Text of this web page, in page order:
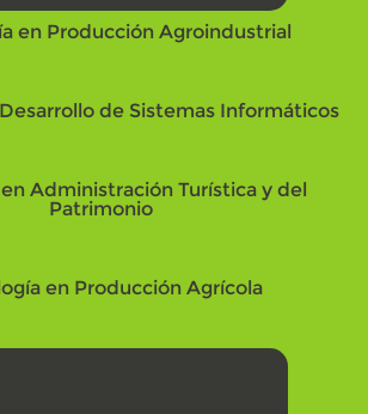
en Producción Agroindustrial
de Sistemas Informáticos
Administración Turística y del
Patrimonio
en Producción Agrícola